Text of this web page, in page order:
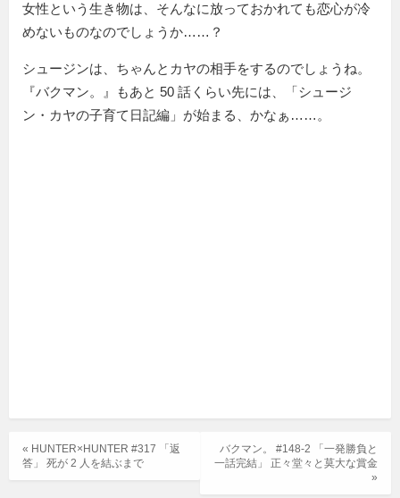
女性という生き物は、そんなに放っておかれても恋心が冷
めないものなのでしょうか……？
シュージンは、ちゃんとカヤの相手をするのでしょうね。
『バクマン。』もあと 50 話くらい先には、「シュージ
ン・カヤの子育て日記編」が始まる、かなぁ……。
バクマン。 #148-2 「一発勝負と
一話完結」 正々堂々と莫大な賞金
»
« HUNTER×HUNTER #317 「返
答」 死が 2 人を結ぶまで